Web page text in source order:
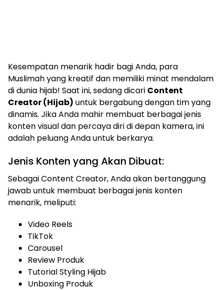
Kesempatan menarik hadir bagi Anda, para
Muslimah yang kreatif dan memiliki minat mendalam
di dunia hijab! Saat ini, sedang dicari Content
Creator (Hijab) untuk bergabung dengan tim yang
dinamis. Jika Anda mahir membuat berbagai jenis
konten visual dan percaya diri di depan kamera, ini
adalah peluang Anda untuk berkarya.
Jenis Konten yang Akan Dibuat:
Sebagai Content Creator, Anda akan bertanggung
jawab untuk membuat berbagai jenis konten
menarik, meliputi:
Video Reels
TikTok
Carousel
Review Produk
Tutorial Styling Hijab
Unboxing Produk